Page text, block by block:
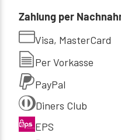
Zahlung per
Visa, MasterCard
Per Vorkasse
PayPal
Diners Club
EPS